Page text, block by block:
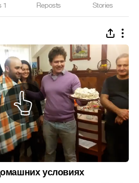
1 Reposts Stories
условиях